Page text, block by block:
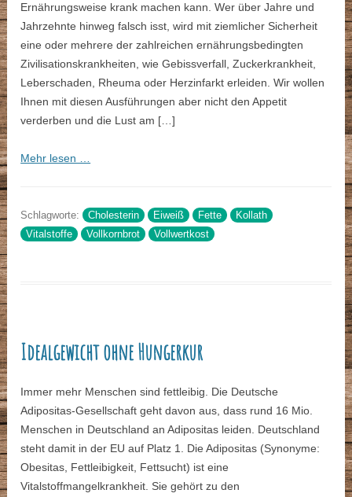
Ernährungsweise krank machen kann. Wer über Jahre und
Jahrzehnte hinweg falsch isst, wird mit ziemlicher Sicherheit
eine oder mehrere der zahlreichen ernährungsbedingten
Zivilisationskrankheiten, wie Gebissverfall, Zuckerkrankheit,
Leberschaden, Rheuma oder Herzinfarkt erleiden. Wir wollen
Ihnen mit diesen Ausführungen aber nicht den Appetit
verderben und die Lust am […]
Mehr lesen …
Schlagworte: Cholesterin Eiweiß Fette
Kollath
Vitalstoffe
Vollkornbrot Vollwertkost
Idealgewicht ohne Hungerkur
Immer mehr Menschen sind fettleibig. Die Deutsche
Adipositas-Gesellschaft geht davon aus, dass rund 16 Mio.
Menschen in Deutschland an Adipositas leiden. Deutschland
steht damit in der EU auf Platz 1. Die Adipositas (Synonyme:
Obesitas, Fettleibigkeit, Fettsucht) ist eine
Vitalstoffmangelkrankheit. Sie gehört zu den